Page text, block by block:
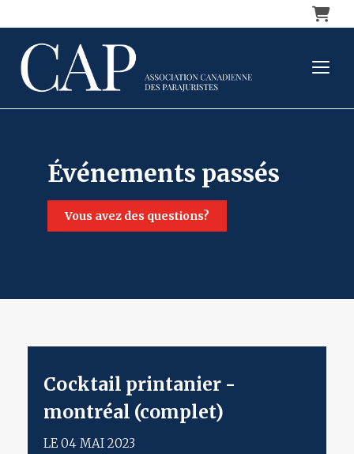
Panier
événements passés
vous avez des questions?
cocktail printanier -
montréal (complet)
LE 04 MAI 2023